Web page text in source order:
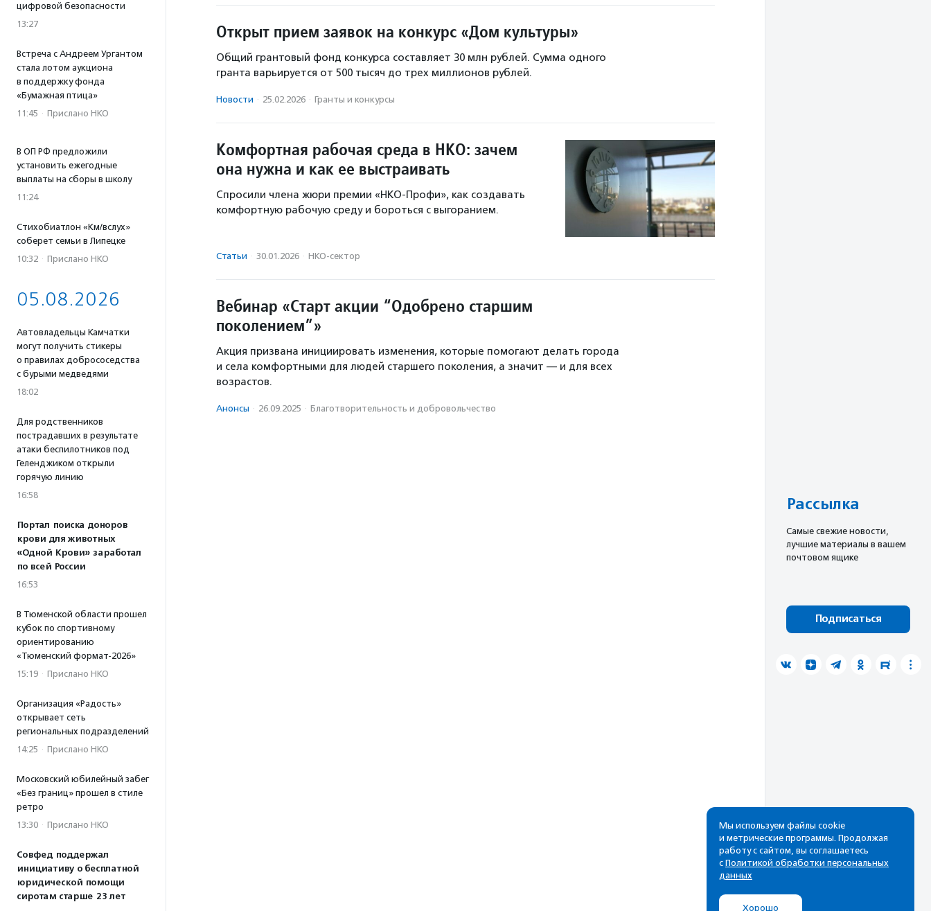
цифровой безопасности
13:27
Встреча с Андреем Ургантом
стала лотом аукциона
в поддержку фонда
«Бумажная птица»
11:45 · Прислано НКО
В ОП РФ предложили
установить ежегодные
выплаты на сборы в школу
11:24
Стихобиатлон «Км/вслух»
соберет семьи в Липецке
10:32 · Прислано НКО
05.08.2026
Автовладельцы Камчатки
могут получить стикеры
о правилах добрососедства
с бурыми медведями
18:02
Для родственников
пострадавших в результате
атаки беспилотников под
Геленджиком открыли
горячую линию
16:58
Портал поиска доноров
крови для животных
«Одной Крови» заработал
по всей России
16:53
В Тюменской области прошел
кубок по спортивному
ориентированию
«Тюменский формат-2026»
15:19 · Прислано НКО
Организация «Радость»
открывает сеть
региональных подразделений
14:25 · Прислано НКО
Московский юбилейный забег
«Без границ» прошел в стиле
ретро
13:30 · Прислано НКО
Совфед поддержал
инициативу о бесплатной
юридической помощи
сиротам старше 23 лет
Открыт прием заявок на конкурс «Дом культуры»
Общий грантовый фонд конкурса составляет 30 млн рублей. Сумма одного
гранта варьируется от 500 тысяч до трех миллионов рублей.
Новости · 25.02.2026 · Гранты и конкурсы
Комфортная рабочая среда в НКО: зачем
она нужна и как ее выстраивать
Спросили члена жюри премии «НКО-Профи», как создавать
комфортную рабочую среду и бороться с выгоранием.
Статьи · 30.01.2026 · НКО-сектор
Вебинар «Старт акции “Одобрено старшим
поколением”»
Акция призвана инициировать изменения, которые помогают делать города
и села комфортными для людей старшего поколения, а значит — и для всех
возрастов.
Анонсы · 26.09.2025 · Благотвори­тель­ность и доброволь­чест­во
Рассылка
Cамые свежие новости,
лучшие материалы в вашем
почтовом ящике
Подписаться
Мы используем файлы cookie
и метрические программы. Продолжая
работу с сайтом, вы соглашаетесь
с Политикой обработки персональных
данных
Хорошо